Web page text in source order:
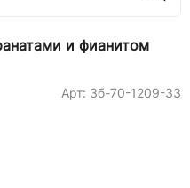
и фианитом
Арт: 3б-70-1209-33